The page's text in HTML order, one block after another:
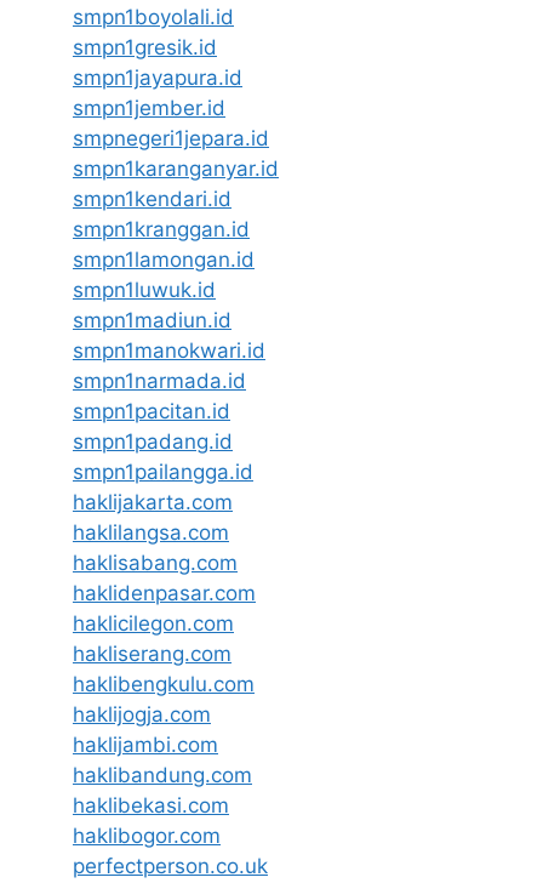
smpn1boyolali.id
smpn1gresik.id
smpn1jayapura.id
smpn1jember.id
smpnegeri1jepara.id
smpn1karanganyar.id
smpn1kendari.id
smpn1kranggan.id
smpn1lamongan.id
smpn1luwuk.id
smpn1madiun.id
smpn1manokwari.id
smpn1narmada.id
smpn1pacitan.id
smpn1padang.id
smpn1pailangga.id
haklijakarta.com
haklilangsa.com
haklisabang.com
haklidenpasar.com
haklicilegon.com
hakliserang.com
haklibengkulu.com
haklijogja.com
haklijambi.com
haklibandung.com
haklibekasi.com
haklibogor.com
perfectperson.co.uk